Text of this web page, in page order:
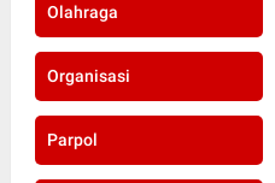
Olahraga
Organisasi
Parpol